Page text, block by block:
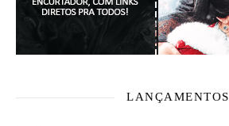
LANÇAMENTOS